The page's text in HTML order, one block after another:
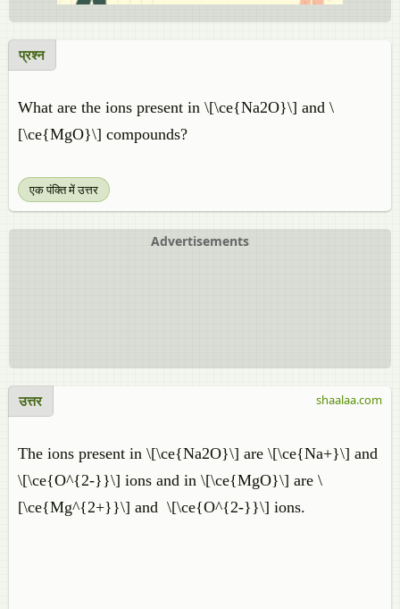
प्रश्न
What are the ions present in \[\ce{Na2O}\] and \
[\ce{MgO}\] compounds?
एक पंक्ति में उत्तर
Advertisements
उत्तर
The ions present in \[\ce{Na2O}\] are \[\ce{Na+}\] and
\[\ce{O^{2-}}\] ions and in \[\ce{MgO}\] are \
[\ce{Mg^{2+}}\] and \[\ce{O^{2-}}\] ions.
shaalaa.com